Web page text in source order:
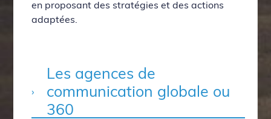
en proposant des stratégies et des actions
adaptées.
Les agences de
communication globale ou
360